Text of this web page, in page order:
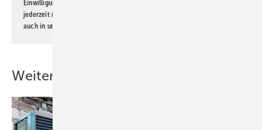
Einwilligung kann ich jederzeit widerrufen und eine Abmeldung ist
jederzeit möglich. Informationen zum Umgang mit Daten finden Sie
auch in unserer
Weitere Inhalte